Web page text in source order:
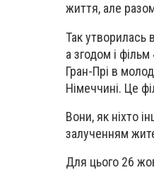
життя, але
Так утворилась
а згодом і
Гран-Прі в
Німеччині. Це
Вони, як ніхто
залученням
Для цього 26